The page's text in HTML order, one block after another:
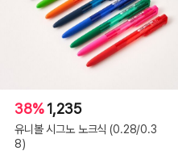
38%1,235
유니볼 시그노 노크식 (0.28/0.3
8)